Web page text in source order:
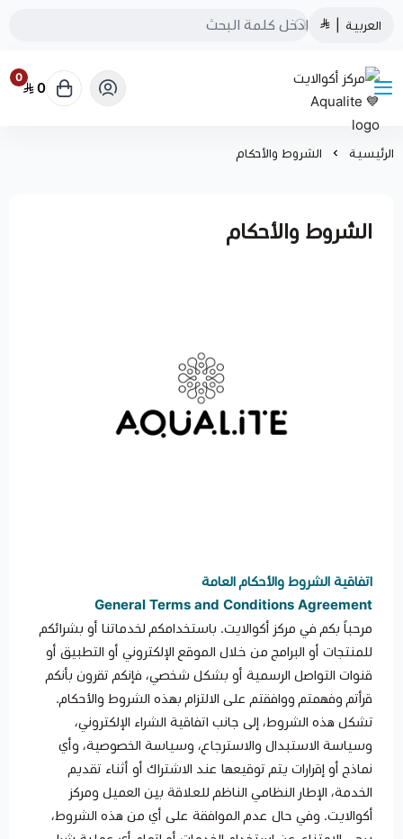
العربية
مركز أكوالايت Aqualite 💙
0
0
الرئيسية الشروط والأحكام
الشروط والأحكام
اتفاقية الشروط والأحكام العامة
General Terms and Conditions Agreement
مرحباً بكم في مركز أكوالايت. باستخدامكم لخدماتنا أو بشرائكم
للمنتجات أو البرامج من خلال الموقع الإلكتروني أو التطبيق أو
قنوات التواصل الرسمية أو بشكل شخصي، فإنكم تقرون بأنكم
قرأتم وفهمتم ووافقتم على الالتزام بهذه الشروط والأحكام.
تشكل هذه الشروط، إلى جانب اتفاقية الشراء الإلكتروني،
وسياسة الاستبدال والاسترجاع، وسياسة الخصوصية، وأي
نماذج أو إقرارات يتم توقيعها عند الاشتراك أو أثناء تقديم
الخدمة، الإطار النظامي الناظم للعلاقة بين العميل ومركز
أكوالايت. وفي حال عدم الموافقة على أي من هذه الشروط،